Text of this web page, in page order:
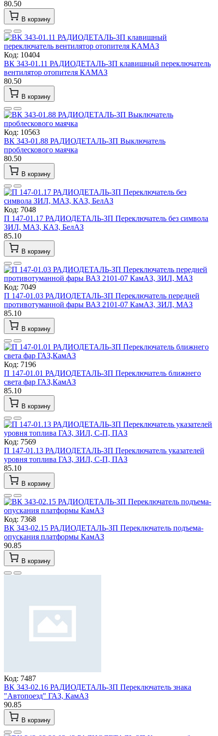
80.50
В корзину
Код: 10404
ВК 343-01.11 РАДИОДЕТАЛЬ-ЗП клавишный переключатель
вентилятор отопителя КАМАЗ
80.50
В корзину
Код: 10563
ВК 343-01.88 РАДИОДЕТАЛЬ-ЗП Выключатель
проблескового маячка
80.50
В корзину
Код: 7048
П 147-01.17 РАДИОДЕТАЛЬ-ЗП Переключатель без символа
ЗИЛ, МАЗ, КАЗ, БелАЗ
85.10
В корзину
Код: 7049
П 147-01.03 РАДИОДЕТАЛЬ-ЗП Переключатель передней
противотуманной фары ВАЗ 2101-07 КамАЗ, ЗИЛ, МАЗ
85.10
В корзину
Код: 7196
П 147-01.01 РАДИОДЕТАЛЬ-ЗП Переключатель ближнего
света фар ГАЗ,КамАЗ
85.10
В корзину
Код: 7569
П 147-01.13 РАДИОДЕТАЛЬ-ЗП Переключатель указателей
уровня топлива ГАЗ, ЗИЛ, С-П, ПАЗ
85.10
В корзину
Код: 7368
ВК 343-02.15 РАДИОДЕТАЛЬ-ЗП Переключатель подъема-
опускания платформы КамАЗ
90.85
В корзину
Код: 7487
ВК 343-02.16 РАДИОДЕТАЛЬ-ЗП Переключатель знака
"Автопоезд" ГАЗ, КамАЗ
90.85
В корзину